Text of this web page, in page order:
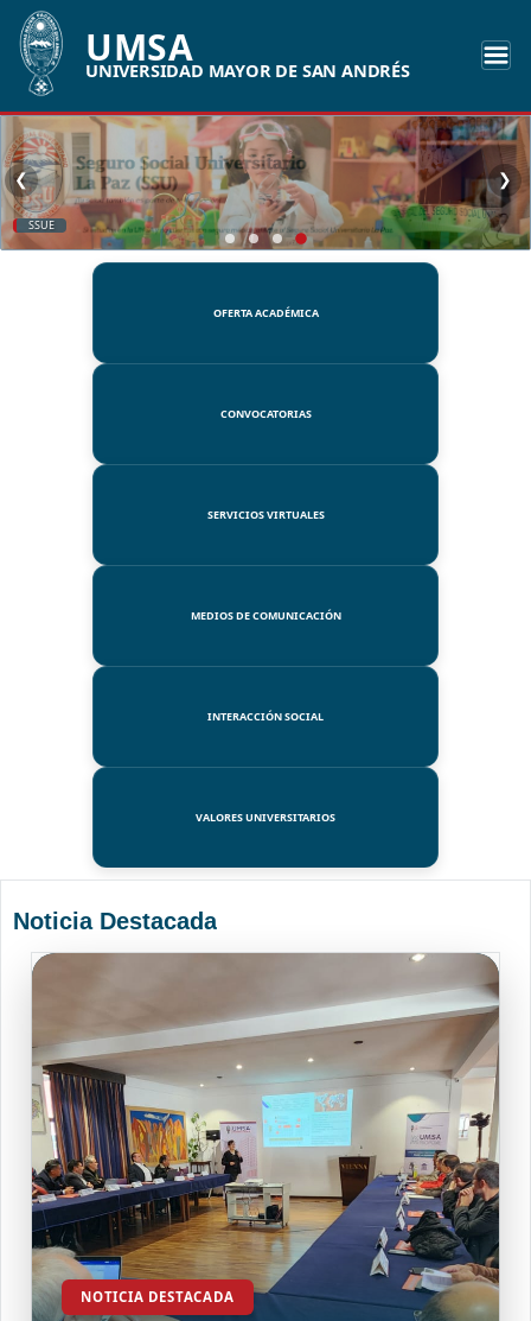
UMSA
UNIVERSIDAD MAYOR DE SAN ANDRÉS
SSUE
❮ ❯
OFERTA ACADÉMICA
CONVOCATORIAS
SERVICIOS VIRTUALES
MEDIOS DE COMUNICACIÓN
INTERACCIÓN SOCIAL
VALORES UNIVERSITARIOS
Noticia Destacada
NOTICIA DESTACADA